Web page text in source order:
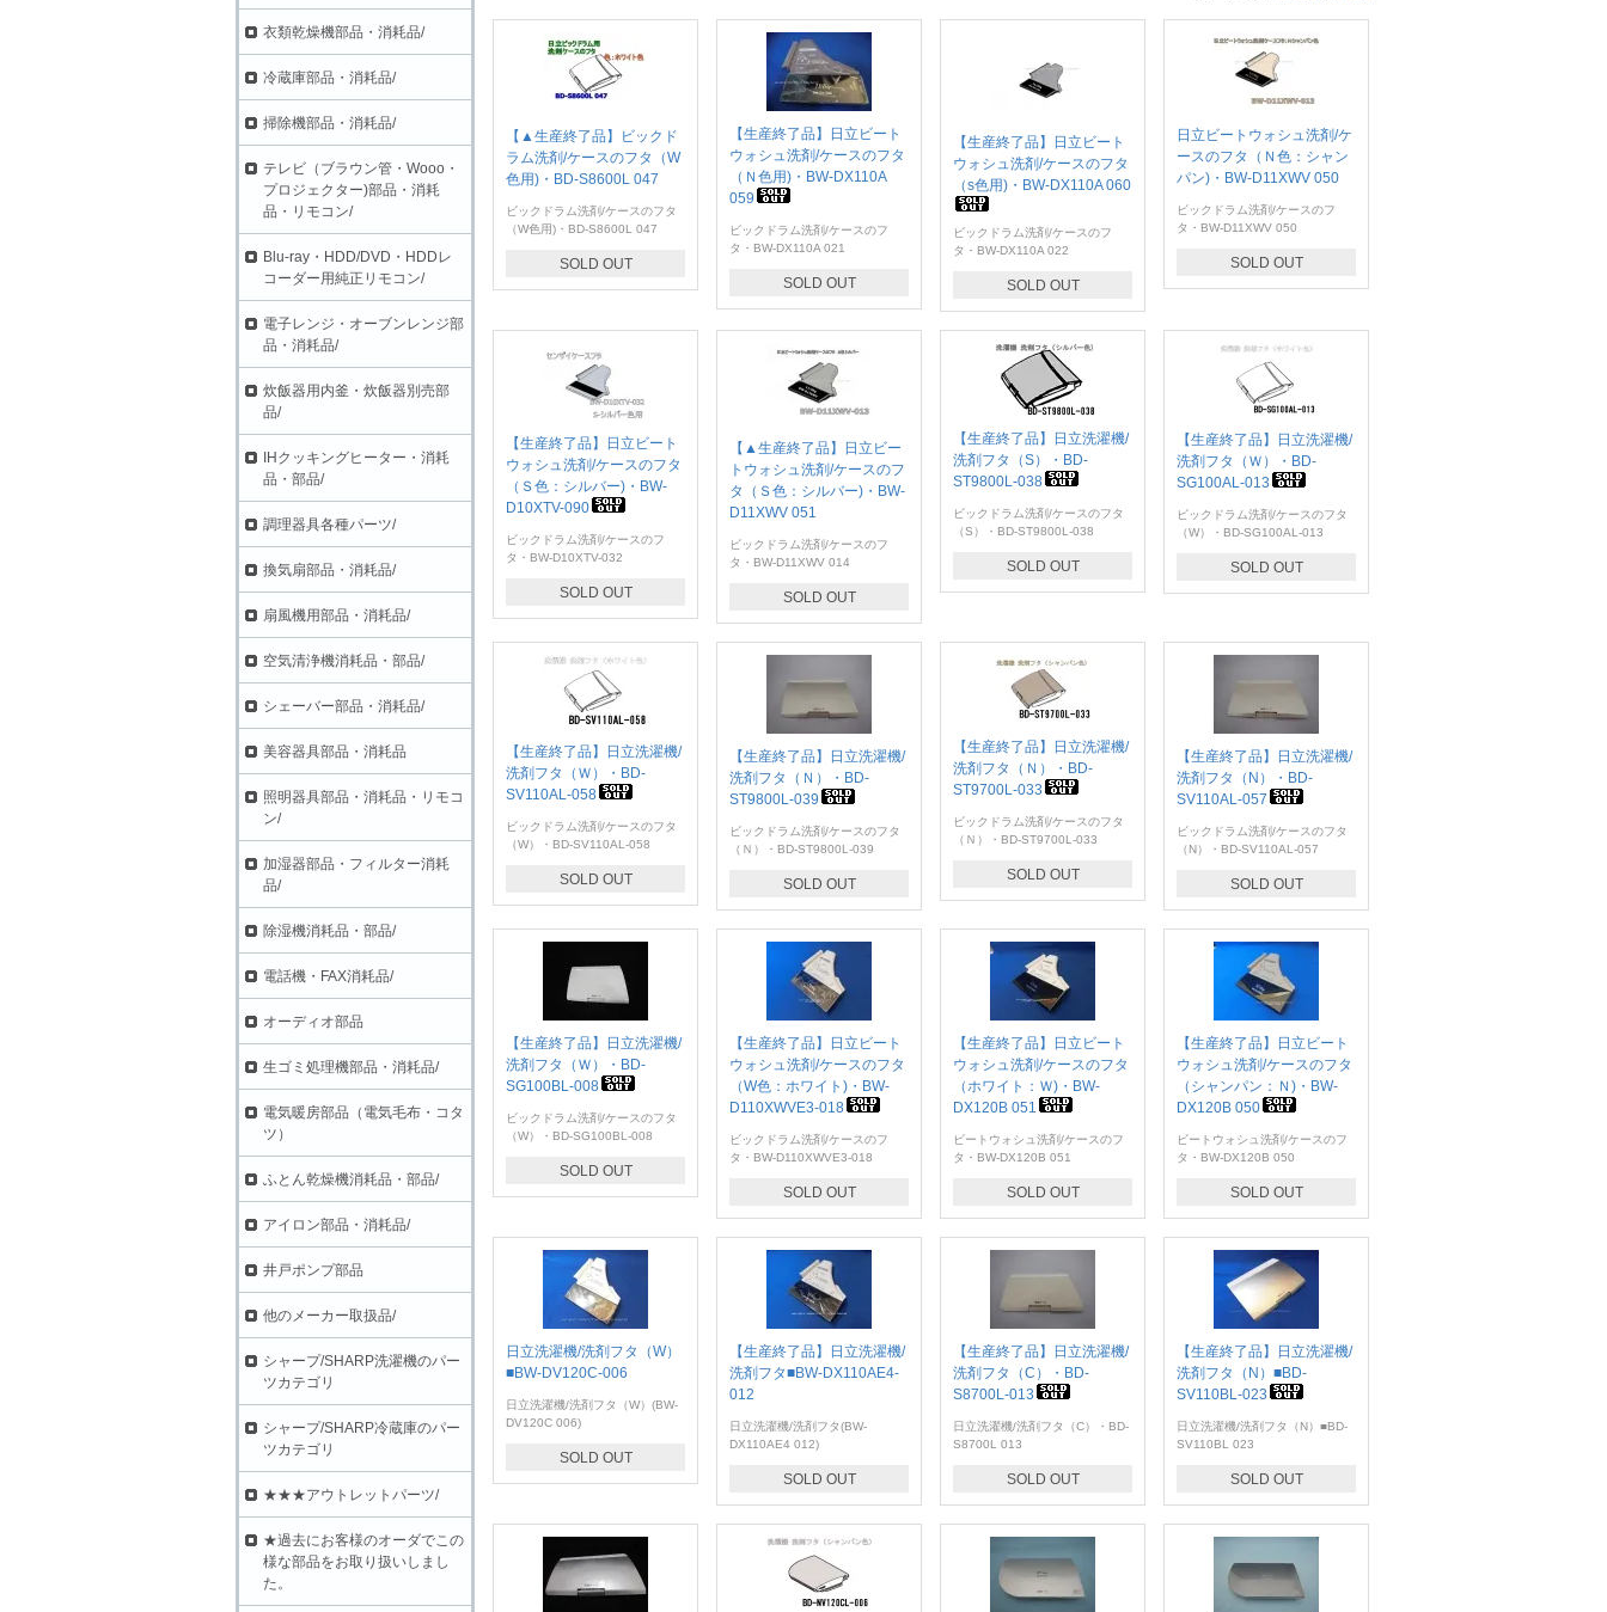
【▲生産終了品】ビックド
ラム洗剤/ケースのフタ（W
色用)・BD-S8600L 047
ビックドラム洗剤/ケースのフタ
（W色用)・BD-S8600L 047
SOLD OUT
【生産終了品】日立ビート
ウォシュ洗剤/ケースのフタ
（Ｎ色用)・BW-DX110A
059
ビックドラム洗剤/ケースのフ
タ・BW-DX110A 021
SOLD OUT
【生産終了品】日立ビート
ウォシュ洗剤/ケースのフタ
（s色用)・BW-DX110A 060
ビックドラム洗剤/ケースのフ
タ・BW-DX110A 022
SOLD OUT
日立ビートウォシュ洗剤/ケ
ースのフタ（Ｎ色：シャン
パン)・BW-D11XWV 050
ビックドラム洗剤/ケースのフ
タ・BW-D11XWV 050
SOLD OUT
【生産終了品】日立ビート
ウォシュ洗剤/ケースのフタ
（Ｓ色：シルバー)・BW-
D10XTV-090
ビックドラム洗剤/ケースのフ
タ・BW-D10XTV-032
SOLD OUT
【▲生産終了品】日立ビー
トウォシュ洗剤/ケースのフ
タ（Ｓ色：シルバー)・BW-
D11XWV 051
ビックドラム洗剤/ケースのフ
タ・BW-D11XWV 014
SOLD OUT
【生産終了品】日立洗濯機/
洗剤フタ（S）・BD-
ST9800L-038
ビックドラム洗剤/ケースのフタ
（S）・BD-ST9800L-038
SOLD OUT
【生産終了品】日立洗濯機/
洗剤フタ（Ｗ）・BD-
SG100AL-013
ビックドラム洗剤/ケースのフタ
（W）・BD-SG100AL-013
SOLD OUT
【生産終了品】日立洗濯機/
洗剤フタ（Ｗ）・BD-
SV110AL-058
ビックドラム洗剤/ケースのフタ
（W）・BD-SV110AL-058
SOLD OUT
【生産終了品】日立洗濯機/
洗剤フタ（Ｎ）・BD-
ST9800L-039
ビックドラム洗剤/ケースのフタ
（Ｎ）・BD-ST9800L-039
SOLD OUT
【生産終了品】日立洗濯機/
洗剤フタ（Ｎ）・BD-
ST9700L-033
ビックドラム洗剤/ケースのフタ
（Ｎ）・BD-ST9700L-033
SOLD OUT
【生産終了品】日立洗濯機/
洗剤フタ（N）・BD-
SV110AL-057
ビックドラム洗剤/ケースのフタ
（N）・BD-SV110AL-057
SOLD OUT
【生産終了品】日立洗濯機/
洗剤フタ（Ｗ）・BD-
SG100BL-008
ビックドラム洗剤/ケースのフタ
（W）・BD-SG100BL-008
SOLD OUT
【生産終了品】日立ビート
ウォシュ洗剤/ケースのフタ
（W色：ホワイト)・BW-
D110XWVE3-018
ビックドラム洗剤/ケースのフ
タ・BW-D110XWVE3-018
SOLD OUT
【生産終了品】日立ビート
ウォシュ洗剤/ケースのフタ
（ホワイト：Ｗ)・BW-
DX120B 051
ビートウォシュ洗剤/ケースのフ
タ・BW-DX120B 051
SOLD OUT
【生産終了品】日立ビート
ウォシュ洗剤/ケースのフタ
（シャンパン：Ｎ)・BW-
DX120B 050
ビートウォシュ洗剤/ケースのフ
タ・BW-DX120B 050
SOLD OUT
日立洗濯機/洗剤フタ（W）
■BW-DV120C-006
日立洗濯機/洗剤フタ（W）(BW-
DV120C 006)
SOLD OUT
【生産終了品】日立洗濯機/
洗剤フタ■BW-DX110AE4-
012
日立洗濯機/洗剤フタ(BW-
DX110AE4 012)
SOLD OUT
【生産終了品】日立洗濯機/
洗剤フタ（C）・BD-
S8700L-013
日立洗濯機/洗剤フタ（C）・BD-
S8700L 013
SOLD OUT
【生産終了品】日立洗濯機/
洗剤フタ（N）■BD-
SV110BL-023
日立洗濯機/洗剤フタ（N）■BD-
SV110BL 023
SOLD OUT
衣類乾燥機部品・消耗品/
冷蔵庫部品・消耗品/
掃除機部品・消耗品/
テレビ（ブラウン管・Wooo・
プロジェクター)部品・消耗
品・リモコン/
Blu-ray・HDD/DVD・HDDレ
コーダー用純正リモコン/
電子レンジ・オーブンレンジ部
品・消耗品/
炊飯器用内釜・炊飯器別売部
品/
IHクッキングヒーター・消耗
品・部品/
調理器具各種パーツ/
換気扇部品・消耗品/
扇風機用部品・消耗品/
空気清浄機消耗品・部品/
シェーバー部品・消耗品/
美容器具部品・消耗品
照明器具部品・消耗品・リモコ
ン/
加湿器部品・フィルター消耗
品/
除湿機消耗品・部品/
電話機・FAX消耗品/
オーディオ部品
生ゴミ処理機部品・消耗品/
電気暖房部品（電気毛布・コタ
ツ）
ふとん乾燥機消耗品・部品/
アイロン部品・消耗品/
井戸ポンプ部品
他のメーカー取扱品/
シャープ/SHARP洗濯機のパー
ツカテゴリ
シャープ/SHARP冷蔵庫のパー
ツカテゴリ
★★★アウトレットパーツ/
★過去にお客様のオーダでこの
様な部品をお取り扱いしまし
た。